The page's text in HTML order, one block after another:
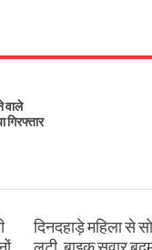
वाले
दिनदहाड़े महिला से